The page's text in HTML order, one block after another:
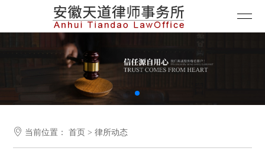
 当前位置：首页 >律所动态